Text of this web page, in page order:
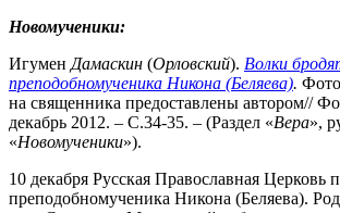
Новомученики:
Игумен Дамаскин (Орловский). Волки
преподобномученика Никона (Беляева).
на священника предоставлены автором//
декабрь 2012. – С.34-35. – (Раздел «Вера»,
«Новомученики»).
10 декабря Русская Православная Церковь
преподобномученика Никона (Беляева).